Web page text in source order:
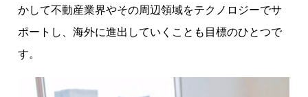
かして不動産業界やその周辺領域をテクノロジーでサ
ポートし、海外に進出していくことも目標のひとつで
す。